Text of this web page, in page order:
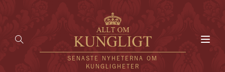
SENASTE NYHETERNA OM
KUNGLIGHETER